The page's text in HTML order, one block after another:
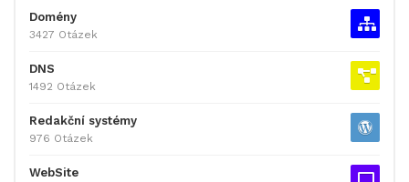
Domény
3427 Otázek
DNS
1492 Otázek
Redakční systémy
976 Otázek
WebSite